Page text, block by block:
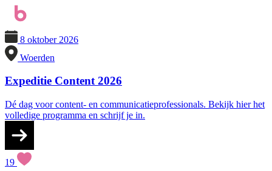
8 oktober 2026
Woerden
Expeditie Content 2026
Dé dag voor content- en communicatieprofessionals. Bekijk hier het
volledige programma en schrijf je in.
19